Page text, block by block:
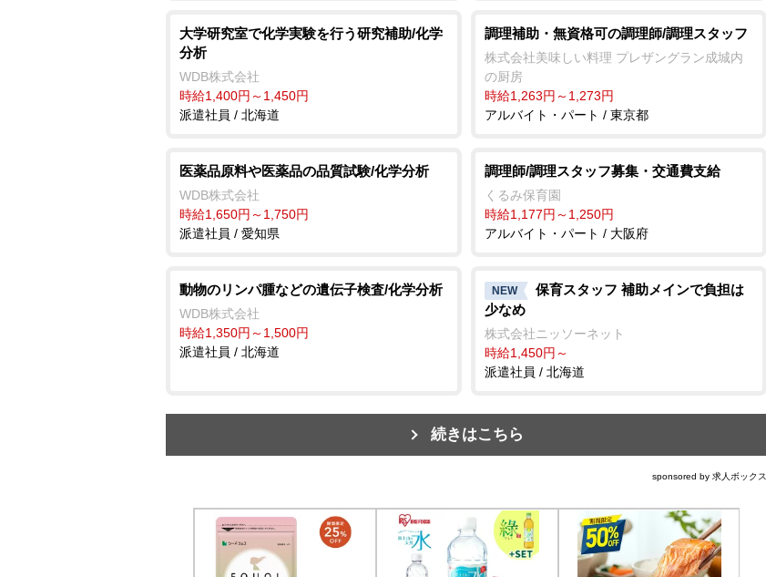
大学研究室で化学実験を行う研究補助/化学
分析
WDB株式会社
時給1,400円～1,450円
派遣社員 / 北海道
調理補助・無資格可の調理師/調理スタッフ
株式会社美味しい料理 プレザングラン成城内
の厨房
時給1,263円～1,273円
アルバイト・パート / 東京都
医薬品原料や医薬品の品質試験/化学分析
WDB株式会社
時給1,650円～1,750円
派遣社員 / 愛知県
調理師/調理スタッフ募集・交通費支給
くるみ保育園
時給1,177円～1,250円
アルバイト・パート / 大阪府
動物のリンパ腫などの遺伝子検査/化学分析
WDB株式会社
時給1,350円～1,500円
派遣社員 / 北海道
NEW
保育スタッフ 補助メインで負担は
少なめ
株式会社ニッソーネット
時給1,450円～
派遣社員 / 北海道
続きはこちら
sponsored by 求人ボックス